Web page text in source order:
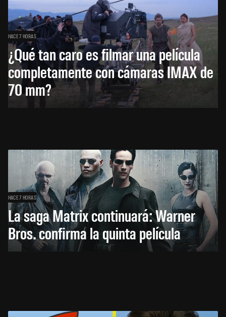
HACE 7 HORAS
¿Qué tan caro es filmar una película
completamente con cámaras IMAX de
70 mm?
HACE 7 HORAS
La saga Matrix continuará: Warner
Bros. confirma la quinta película